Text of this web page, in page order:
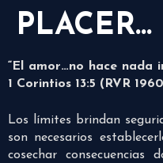
PLACER…
“El amor…no hace nada
1 Corintios 13:5 (RVR 1960
Los límites brindan
son necesarios
cosechar consecuencias